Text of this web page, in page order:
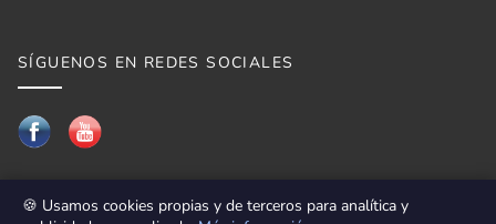
SÍGUENOS EN REDES SOCIALES
🍪 Usamos cookies propias y de terceros para analítica y